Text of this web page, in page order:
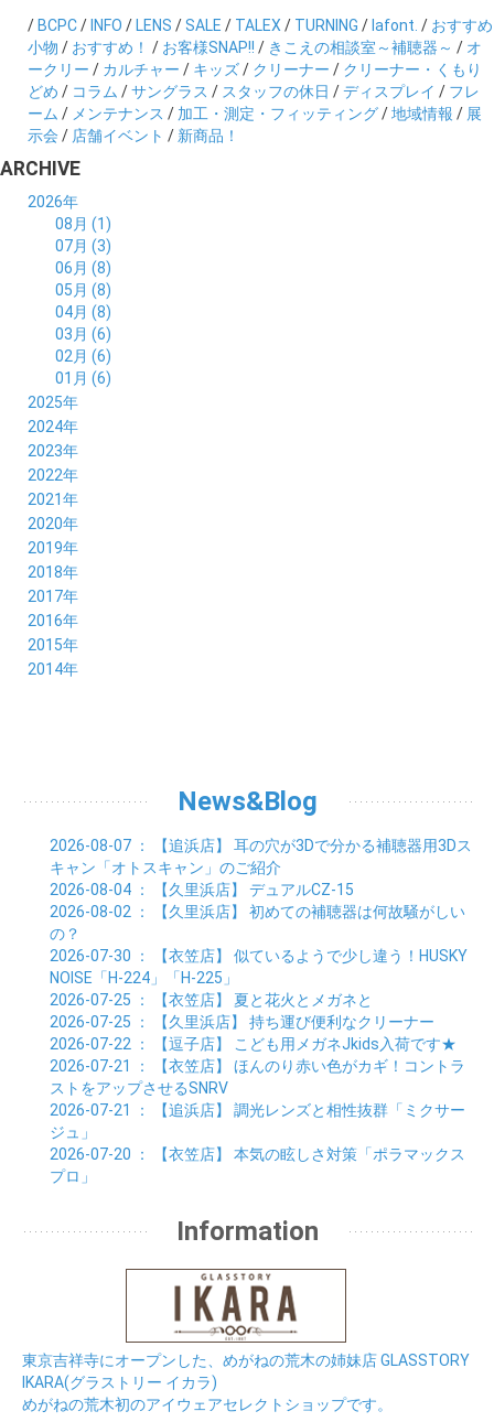
/ BCPC/ INFO / LENS /SALE / TALEX / TURNING / lafont. / おすすめ
小物 / おすすめ！ / お客様SNAP!! / きこえの相談室～補聴器～ / オ
ークリー / カルチャー / キッズ/ クリーナー / クリーナー・くもり
どめ / コラム /サングラス / スタッフの休日 /ディスプレイ / フレ
ーム / メンテナンス / 加工・測定・フィッティング/地域情報 / 展
示会 / 店舗イベント / 新商品！
ARCHIVE
2026年
08月 (1)
07月 (3)
06月 (8)
05月 (8)
04月 (8)
03月 (6)
02月 (6)
01月 (6)
2025年
12月 (5)
11月 (3)
10月 (6)
09月 (5)
08月 (6)
07月 (4)
06月 (7)
05月 (6)
04月 (8)
03月 (6)
02月 (5)
01月 (7)
2024年
12月 (4)
11月 (8)
10月 (6)
09月 (7)
08月 (8)
07月 (5)
06月 (6)
05月 (4)
04月 (7)
03月 (6)
02月 (5)
2023年
12月 (3)
11月 (6)
10月 (6)
09月 (6)
08月 (8)
07月 (8)
06月 (8)
05月 (9)
04月 (8)
03月 (8)
2022年
12月 (12)
11月 (6)
10月 (5)
09月 (7)
08月 (5)
07月 (3)
06月 (5)
05月 (7)
04月 (6)
2021年
12月 (5)
11月 (5)
10月 (6)
09月 (5)
08月 (11)
07月 (5)
06月 (6)
05月 (6)
2020年
12月 (3)
11月 (6)
10月 (5)
09月 (8)
08月 (6)
07月 (7)
06月 (6)
2019年
12月 (7)
11月 (4)
10月 (8)
09月 (4)
08月 (7)
07月 (3)
2018年
12月 (8)
11月 (7)
10月 (8)
09月 (5)
08月 (7)
01月 (8)
2017年
12月 (6)
11月 (6)
10月 (5)
02月 (6)
01月 (6)
2016年
12月 (8)
11月 (4)
03月 (7)
02月 (8)
01月 (8)
2015年
12月 (8)
06月 (4)
2014年
News&Blog
2026-08-07 ： 【追浜店】 耳の穴が3Dで分かる補聴器用3Dス
キャン「オトスキャン」のご紹介
2026-08-04 ： 【久里浜店】 デュアルCZ-15
2026-08-02 ： 【久里浜店】 初めての補聴器は何故騒がしい
の？
2026-07-30 ： 【衣笠店】 似ているようで少し違う！HUSKY
NOISE「H-224」「H-225」
2026-07-25 ： 【衣笠店】 夏と花火とメガネと
2026-07-25 ： 【久里浜店】 持ち運び便利なクリーナー
2026-07-22 ： 【逗子店】
こども用メガネJkids入荷です★
2026-07-21
： 【衣笠店】 ほんのり赤い色がカギ！コントラ
ストをアップさせるSNRV
2026-07-21
： 【追浜店】 調光レンズと相性抜群「ミクサー
ジュ」
2026-07-20 ： 【衣笠店】 本気の眩しさ対策「ポラマックス
プロ」
Information
東京吉祥寺にオープンした、めがねの荒木の姉妹店 GLASSTORY
IKARA(グラストリー イカラ)
めがねの荒木初のアイウェアセレクトショップです。